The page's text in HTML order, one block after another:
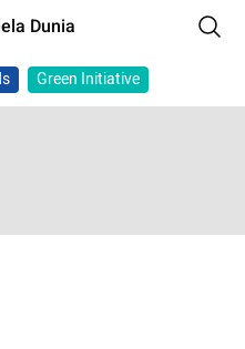
Dunia
Green Initiative